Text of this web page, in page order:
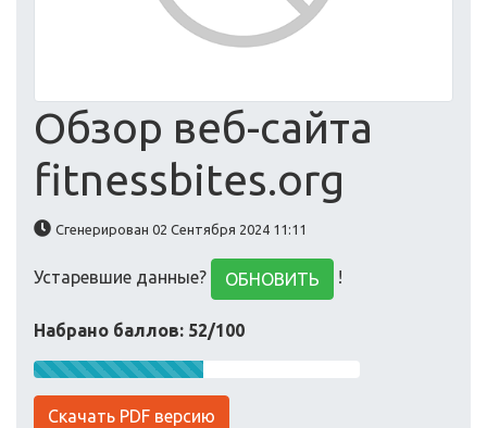
Обзор веб-сайта
fitnessbites.org
Сгенерирован 02 Сентября 2024 11:11
Устаревшие данные? ОБНОВИТЬ !
Набрано баллов: 52/100
Скачать PDF версию